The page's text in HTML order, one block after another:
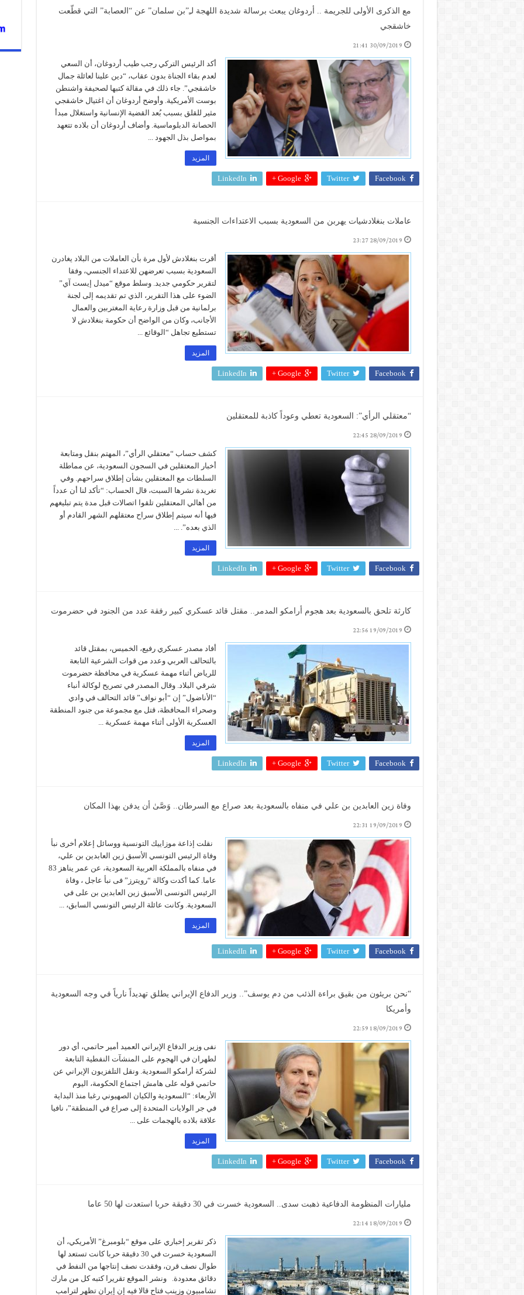
مع الذكرى الأولى للجريمة .. أردوغان يبعث برسالة شديدة اللهجة لـِ”بن سلمان” عن “العصابة” التي قطّعت
خاشقجي
30/09/2019 21:41
أكد الرئيس التركي رجب طيب أردوغان، أن السعي
لعدم بقاء الجناة بدون عقاب، “دين علينا لعائلة جمال
خاشقجي”. جاء ذلك في مقالة كتبها لصحيفة واشنطن
بوست الأمريكية. وأوضح أردوغان أن اغتيال خاشقجي
مثير للقلق بسبب بُعد القضية الإنسانية واستغلال مبدأ
الحصانة الدبلوماسية. وأضاف أردوغان أن بلاده تتعهد
بمواصل بذل الجهود ...
المزيد
Facebook
Twitter
Google +
LinkedIn
عاملات بنغلادشيات يهربن من السعودية بسبب الاعتداءات الجنسية
28/09/2019 23:27
أقرت بنغلادش لأول مرة بأن العاملات من البلاد يغادرن
السعودية بسبب تعرضهن للاعتداء الجنسي، وفقا
لتقرير حكومي جديد. وسلط موقع “ميدل إيست آي”
الضوء على هذا التقرير، الذي تم تقديمه إلى لجنة
برلمانية من قبل وزارة رعاية المغتربين والعمال
الأجانب، وكان من الواضح أن حكومة بنغلادش لا
تستطيع تجاهل “الوقائع ...
المزيد
Facebook
Twitter
Google +
LinkedIn
“معتقلي الرأي”: السعودية تعطي وعوداً كاذبة للمعتقلين
28/09/2019 22:45
كشف حساب “معتقلي الرأي”، المهتم بنقل ومتابعة
أخبار المعتقلين في السجون السعودية، عن مماطلة
السلطات مع المعتقلين بشأن إطلاق سراحهم. وفي
تغريدة نشرها السبت، قال الحساب: “تأكد لنا أن عدداً
من أهالي المعتقلين تلقوا اتصالات قبل مدة يتم تبليغهم
فيها أنه سيتم إطلاق سراح معتقلهم الشهر القادم أو
الذي بعده”. ...
المزيد
Facebook
Twitter
Google +
LinkedIn
كارثة تلحق بالسعودية بعد هجوم أرامكو المدمر.. مقتل قائد عسكري كبير رفقة عدد من الجنود في حضرموت
19/09/2019 22:56
أفاد مصدر عسكري رفيع، الخميس، بمقتل قائد
بالتحالف العربي وعدد من قوات الشرعية التابعة
للرياض أثناء مهمة عسكرية في محافظة حضرموت
شرقي البلاد. وقال المصدر في تصريح لوكالة أنباء
“الأناضول” إن “أبو نواف” قائد التحالف في وادي
وصحراء المحافظة، قتل مع مجموعة من جنود المنطقة
العسكرية الأولى أثناء مهمة عسكرية ...
المزيد
Facebook
Twitter
Google +
LinkedIn
وفاة زين العابدين بن علي في منفاه بالسعودية بعد صراع مع السرطان.. وَصَّىٰ أن يدفن بهذا المكان
19/09/2019 22:31
نقلت إذاعة موزاييك التونسية ووسائل إعلام أخرى نبأ
وفاة الرئيس التونسي الأسبق زين العابدين بن علي،
في منفاه بالمملكة العربية السعودية، عن عمر يناهز 83
عاما. كما أكدت وكالة “رويترز” فى نبأ عاجل ، وفاة
الرئيس التونسى الأسبق زين العابدين بن على في
السعودية. وكانت عائلة الرئيس التونسي السابق، ...
المزيد
Facebook
Twitter
Google +
LinkedIn
“نحن بريئون من بقيق براءة الذئب من دم يوسف”.. وزير الدفاع الإيراني يطلق تهديداً نارياً في وجه السعودية
وأمريكا
18/09/2019 22:59
نفى وزير الدفاع الإيراني العميد أمير حاتمي، أي دور
لطهران في الهجوم على المنشآت النفطية التابعة
لشركة أرامكو السعودية. ونقل التلفزيون الإيراني عن
حاتمي قوله على هامش اجتماع الحكومة، اليوم
الأربعاء: “السعودية والكيان الصهيوني رغبا منذ البداية
في جر الولايات المتحدة إلى صراع في المنطقة”، نافيا
علاقة بلاده بالهجمات على ...
المزيد
Facebook
Twitter
Google +
LinkedIn
مليارات المنظومة الدفاعية ذهبت سدى.. السعودية خسرت في 30 دقيقة حربا استعدت لها 50 عاما
18/09/2019 22:14
ذكر تقرير إخباري على موقع “بلومبرغ” الأمريكي، أن
السعودية خسرت في 30 دقيقة حربا كانت تستعد لها
طوال نصف قرن، وفقدت نصف إنتاجها من النفط في
دقائق معدودة. ونشر الموقع تقريرا كتبه كل من مارك
تشامبيون وزينب فتاح قالا فيه إن إيران تظهر لترامب